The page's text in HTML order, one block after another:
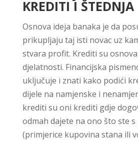
KREDITI I ŠTEDNJA
Osnova ideja banaka je da
prikupljaju taj isti novac uz
stvara profit. Krediti su
djelatnosti. Financijska
uključuje i znati kako podići
dijele na namjenske i
krediti su oni krediti gdje
odmah dajete na ono što ste
(primjerice kupovina stana ili